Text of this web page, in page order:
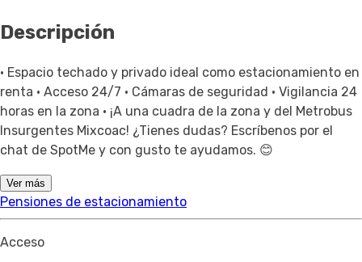
Descripción
• Espacio techado y privado ideal como estacionamiento en
renta • Acceso 24/7 • Cámaras de seguridad • Vigilancia 24
horas en la zona • ¡A una cuadra de la zona y del Metrobus
Insurgentes Mixcoac! ¿Tienes dudas? Escríbenos por el
chat de SpotMe y con gusto te ayudamos. 😊
Ver más
Pensiones de estacionamiento
Acceso